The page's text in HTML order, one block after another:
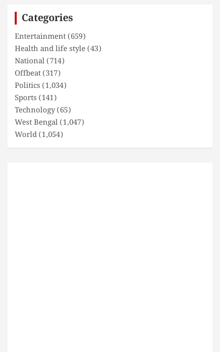
Categories
Entertainment(659)
Health and life style(43)
National(714)
Offbeat(317)
Politics (1,034)
Sports (141)
Technology(65)
West Bengal(1,047)
World(1,054)